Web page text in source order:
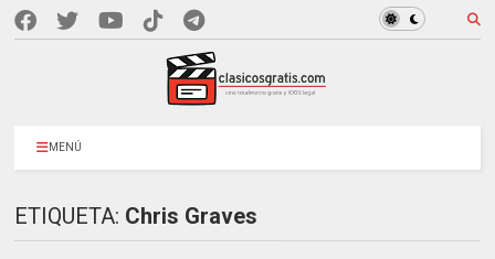
MENÚ
ETIQUETA: Chris Graves